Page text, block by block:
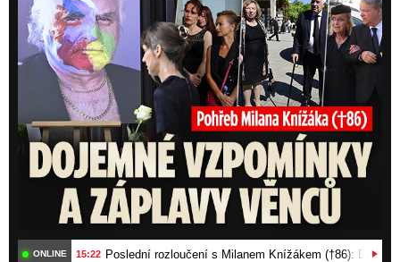
ONLINE 15:22 Poslední rozloučení s Milanem Knížákem (†86):